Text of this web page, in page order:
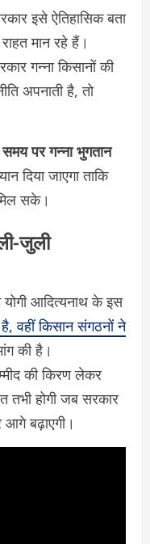
इसे ऐतिहासिक बता
मान रहे हैं।
गन्ना किसानों की
अपनाती है, तो
समय पर गन्ना भुगतान
दिया जाएगा ताकि
सके।
जुली
आदित्यनाथ के इस
है, वहीं किसान संगठनों ने
की है।
की किरण लेकर
होगी जब सरकार
बढ़ाएगी।